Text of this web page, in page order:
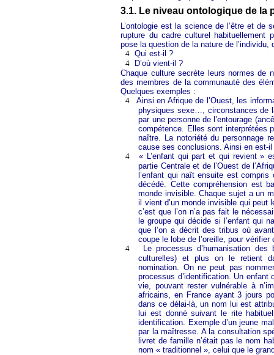
3.1. Le niveau ontologique de la
L’ontologie est la science de l’être et
rupture du cadre culturel habituellement
pose la question de la nature de l’individu,
4 Qui est-il ?
4
D’où vient-il ?
Chaque culture secrète leurs normes de
des membres de la communauté des
Quelques exemples :
4
Ainsi en Afrique de l’Ouest, les
physiques sexe…, circonstances de
par une personne de l’entourage
compétence. Elles sont interprétées
naître. La notoriété du personnage
cause ses conclusions. Ainsi en est-il
4
« L’enfant qui part et qui revient »
partie Centrale et de l’Ouest de
l’enfant qui naît ensuite est
décédé. Cette compréhension est
monde invisible. Chaque sujet a un
il vient d’un monde invisible qui peut
c’est que l’on n’a pas fait le
le groupe qui décide si l’enfant qui
que l’on a décrit des tribus où
coupe le lobe de l’oreille, pour
4
Le processus d’humanisation
culturelles) et plus on le retient
nomination. On ne peut pas
processus d’identification. Un
vie, pouvant rester vulnérable à
africains, en France ayant 3 jours
dans ce délai-là, un nom lui est
lui est donné suivant le rite
identification. Exemple d’un jeune
par la maîtresse. A la consultation
livret de famille n’était pas le nom
nom « traditionnel », celui que le